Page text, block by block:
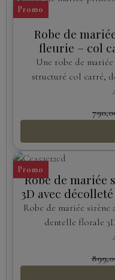
Promo
Robe de
fleurie – col
Une robe de
structuré col carré,
Promo
Robe de mariée
3D avec
Robe de mariée sirène
dentelle florale